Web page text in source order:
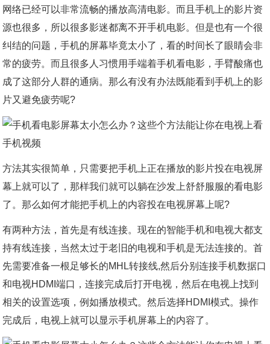
网络已经可以非常流畅的播放高清电影。而且手机上的影片资
源也很多，所以很多影迷都离不开手机电影。但是也有一个很
纠结的问题，手机的屏幕毕竟太小了，看的时间长了眼睛会非
常的疲劳。而且很多人习惯用手端着手机看电影，手臂酸痛也
成了这部分人群的通病。那么有没有办法既能看到手机上的影
片又避免疲劳呢?
方法其实很简单，只需要把手机上正在播放的影片投在电视屏
幕上就可以了，那样我们就可以躺在沙发上舒舒服服的看电影
了。那么如何才能把手机上的内容投在电视屏幕上呢?
有两种方法，首先是有线连接。现在的智能手机和电视大都支
持有线连接，当然太过于老旧的电视和手机是无法连接的。首
先需要准备一根足够长的MHL转接线,然后分别连接手机数据口
和电视HDMI端口，连接完成后打开电视，然后在电视上找到
相关的设置选项，例如播放模式。然后选择HDMI模式。操作
完成后，电视上就可以显示手机屏幕上的内容了。